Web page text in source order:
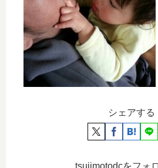
シェアする
tsujimotodcをフォ